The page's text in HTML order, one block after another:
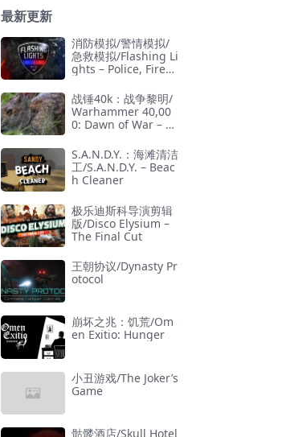
最新更新
消防模拟/警情模拟/
急救模拟/Flashing Li
ghts – Police, Firefi
Services Simulator
战锤40k：战争黎明/
Warhammer 40,00
0: Dawn of War – D
S.A.N.D.Y.：海滩清洁
工/S.A.N.D.Y. – Beac
h Cleaner
极乐迪斯科导演剪辑
版/Disco Elysium –
The Final Cut
王朝协议/Dynasty Pr
otocol
崩坏之兆：饥荒/Om
en Exitio: Hunger
小丑游戏/The Joker’s
Game
骷髅酒店/Skull Hotel